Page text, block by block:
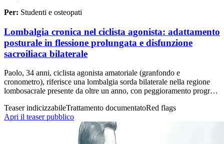
Per: Studenti e osteopati
Lombalgia cronica nel ciclista agonista: adattamento
posturale in flessione prolungata e disfunzione
sacroiliaca bilaterale
Paolo, 34 anni, ciclista agonista amatoriale (granfondo e
cronometro), riferisce una lombalgia sorda bilaterale nella regione
lombosacrale presente da oltre un anno, con peggioramento progr…
Teaser indicizzabileTrattamento documentatoRed flags
Apri il teaser pubblico